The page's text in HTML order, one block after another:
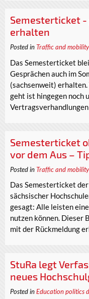
Semesterticket
erhalten
Posted inTraffic and
Das Semesterticket
Gesprächen auch im
(sachsenweit)
geht ist hingegen noch
Semesterticket
vor dem Aus –
Posted inTraffic and
Das Semesterticket
sächsischer
gesagt: Alle leisten
nutzen können. Dieser
mit der Rückmeldung
StuRa legt
neues
Posted inEducation politics